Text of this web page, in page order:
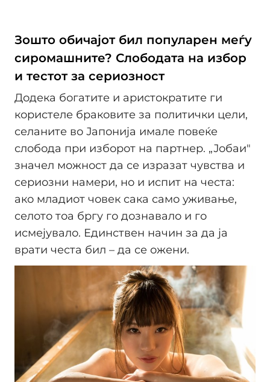
Зошто обичајот бил популарен меѓу
сиромашните? Слободата на избор
и тестот за сериозност
Додека богатите и аристократите ги
користеле браковите за политички цели,
селаните во Јапонија имале повеќе
слобода при изборот на партнер. „Јобаи"
значел можност да се изразат чувства и
сериозни намери, но и испит на честа:
ако младиот човек сака само уживање,
селото тоа бргу го дознавало и го
исмејувало. Единствен начин за да ја
врати честа бил – да се ожени.